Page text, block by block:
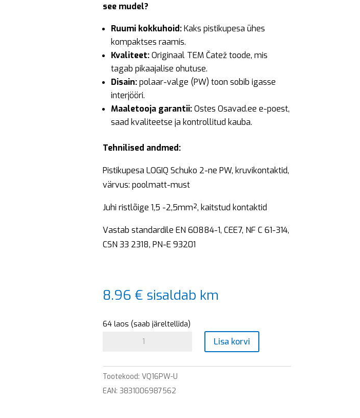
see mudel?
Ruumi kokkuhoid:Kaks pistikupesa ühes
kompaktses raamis.
Kvaliteet:Originaal TEM Čatež toode, mis
tagab pikaajalise ohutuse.
Disain:polaar-valge (PW) toon sobib igasse
interjööri.
Maaletooja garantii:Ostes Osavad.ee e-poest,
saad kvaliteetse ja kontrollitud kauba.
Tehnilised andmed:
Pistikupesa LOGIQ Schuko 2-ne PW, kruvikontaktid,
värvus: poolmatt-must
Juhi ristlõige 1,5 -2,5mm², kaitstud kontaktid
Vastab standardile EN 60884-1, CEE7, NF C 61-314,
CSN 33 2318, PN-E 93201
8.96€ sisaldab km
64 laos (saab järeltellida)
TEM
LOGIQ
BOLD
Lisa korvi
Tootekood:VQ16PW-U
EAN: 3831006987562